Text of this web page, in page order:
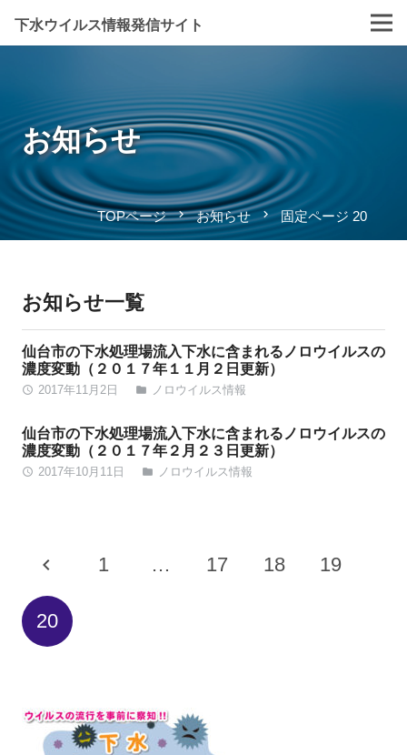
下水ウイルス情報発信サイト
お知らせ
TOPページ navigate_next お知らせ navigate_next 固定ページ 20
お知らせ一覧
仙台市の下水処理場流入下水に含まれるノロウイルスの
濃度変動（２０１７年１１月２日更新）
access_time 2017年11月2日 folder ノロウイルス情報
仙台市の下水処理場流入下水に含まれるノロウイルスの
濃度変動（２０１７年２月２３日更新）
access_time 2017年10月11日 folder ノロウイルス情報
1 … 17 18 19
20